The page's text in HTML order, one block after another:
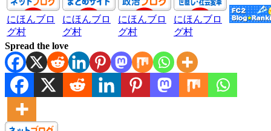
にほんブロ
グ村
にほんブロ
グ村
にほんブロ
グ村
にほんブロ
グ村
Spread the love